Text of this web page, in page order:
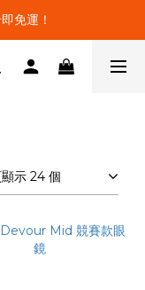
免運！
示 24 個